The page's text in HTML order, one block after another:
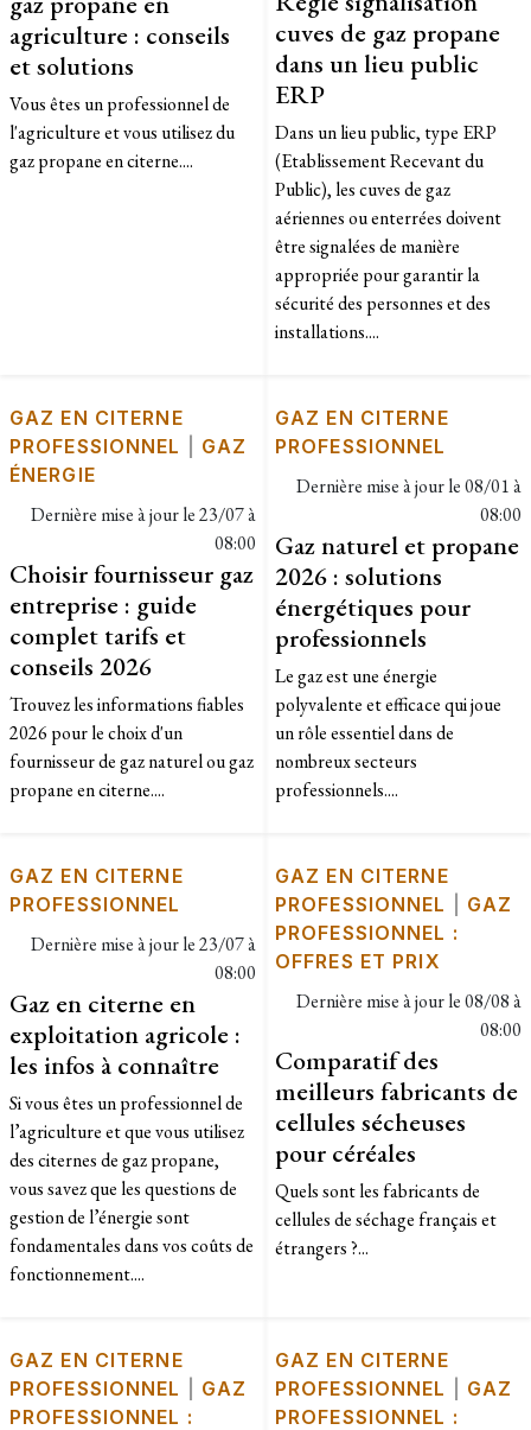
agriculture : conseils
et solutions
Vous êtes un professionnel de
l'agriculture et vous utilisez du
gaz propane en citerne....
cuves de gaz propane
dans un lieu public
ERP
Dans un lieu public, type ERP
(Etablissement Recevant du
Public), les cuves de gaz
aériennes ou enterrées doivent
être signalées de manière
appropriée pour garantir la
sécurité des personnes et des
installations....
GAZ EN CITERNE
PROFESSIONNEL
GAZ
ÉNERGIE
Dernière mise à jour le23/07 à
08:00
Choisir fournisseur gaz
entreprise : guide
complet tarifs et
conseils 2026
Trouvez les informations fiables
2026 pour le choix d'un
fournisseur de gaz naturel ou gaz
propane en citerne....
GAZ EN CITERNE
PROFESSIONNEL
Dernière mise à jour le08/01 à
08:00
Gaz naturel et propane
2026 : solutions
énergétiques pour
professionnels
Le gaz est une énergie
polyvalente et efficace qui joue
un rôle essentiel dans de
nombreux secteurs
professionnels....
GAZ EN CITERNE
PROFESSIONNEL
Dernière mise à jour le23/07 à
08:00
Gaz en citerne en
exploitation agricole :
les infos à connaître
Si vous êtes un professionnel de
l’agriculture et que vous utilisez
des citernes de gaz propane,
vous savez que les questions de
gestion de l’énergie sont
fondamentales dans vos coûts de
fonctionnement....
GAZ EN CITERNE
PROFESSIONNEL
GAZ
PROFESSIONNEL :
OFFRES ET PRIX
Dernière mise à jour le08/08 à
08:00
Comparatif des
meilleurs fabricants de
cellules sécheuses
pour céréales
Quels sont les fabricants de
cellules de séchage français et
étrangers ?...
GAZ EN CITERNE
PROFESSIONNEL
GAZ
PROFESSIONNEL :
GAZ EN CITERNE
PROFESSIONNEL
GAZ
PROFESSIONNEL :